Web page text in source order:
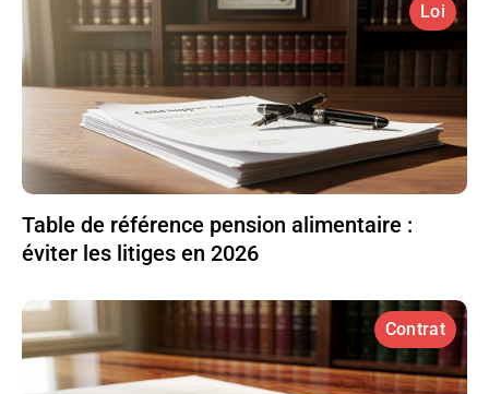
Loi
Table de référence pension alimentaire :
éviter les litiges en 2026
Contrat